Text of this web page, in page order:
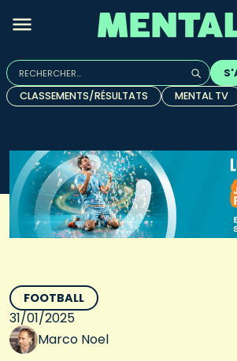
Rechercher :
Quand les résultats de l'auto-
CLASSEMENTS/RÉSULTATS
MENTAL TV
FOOTBALL
31/01/2025
Marco Noel